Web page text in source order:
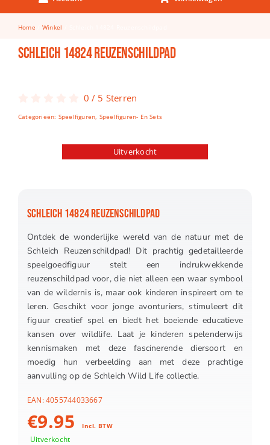
Keuken & Tafelen
Kinderfietsen
Knutselen
Spellen
Home Winkel
Schleich 14824 Reuzenschildpad
0 / 5 Sterren
Categorieën: Speelfiguren, Speelfiguren- En Sets
Uitverkocht
SCHLEICH 14824 REUZENSCHILDPAD
Ontdek de wonderlijke wereld van de natuur met de
Schleich Reuzenschildpad! Dit prachtig gedetailleerde
speelgoedfiguur stelt een indrukwekkende
reuzenschildpad voor, die niet alleen een waar symbool
van de wildernis is, maar ook kinderen inspireert om te
leren. Geschikt voor jonge avonturiers, stimuleert dit
figuur creatief spel en biedt het boeiende educatieve
kansen over wildlife. Laat je kinderen spelenderwijs
kennismaken met deze fascinerende diersoort en
moedig hun verbeelding aan met deze prachtige
aanvulling op de Schleich Wild Life collectie.
EAN:4055744033667
€9.95 Incl. BTW
Uitverkocht